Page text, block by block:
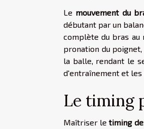
Le mouvement du
débutant par un
complète du bras
pronation du
la balle, rendant le
d'entraînement et les
Le timing
Maîtriser letiming